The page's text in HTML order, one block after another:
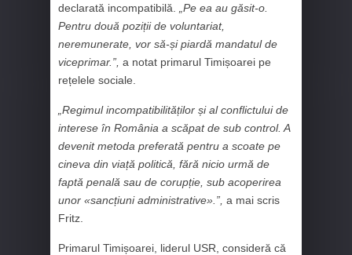
declarată incompatibilă.
„Pe ea au găsit-o.
Pentru două poziții de voluntariat,
neremunerate, vor să-și piardă mandatul de
viceprimar.”, a notat primarul Timișoarei pe
rețelele sociale.
„Regimul incompatibilităților și al conflictului de
interese în România a scăpat de sub control. A
devenit metoda preferată pentru a scoate pe
cineva din viață politică, fără nicio urmă de
faptă penală sau de corupție, sub acoperirea
unor «sancțiuni administrative».”, a mai scris
Fritz.
Primarul Timișoarei, liderul USR, consideră că